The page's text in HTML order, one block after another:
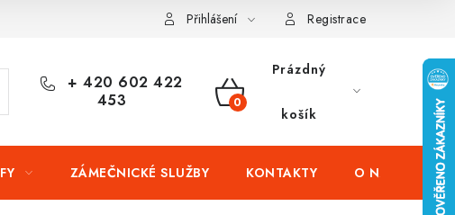
Zabezpečení firem (administrativních budov) a
Přihlášení Registrace
+ 420 602 422
453
NÁKUPNÍ
Prázdný
košík
ZÁMEČNICKÉ SLUŽBY KONTAKTY O NÁS